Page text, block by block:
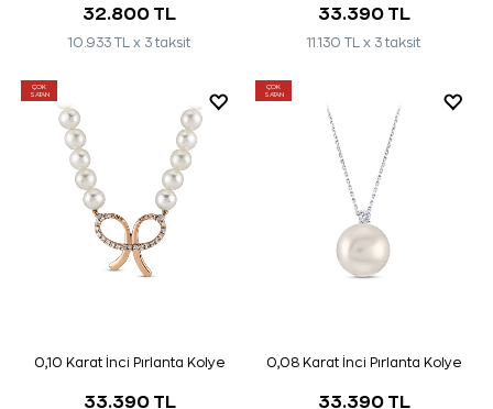
32.800 TL
10.933 TL x 3 taksit
33.390 TL
11.130 TL x 3 taksit
ÇOK
SATAN
0,10 Karat İnci Pırlanta Kolye
33.390 TL
ÇOK
SATAN
0,08 Karat İnci Pırlanta Kolye
33.390 TL